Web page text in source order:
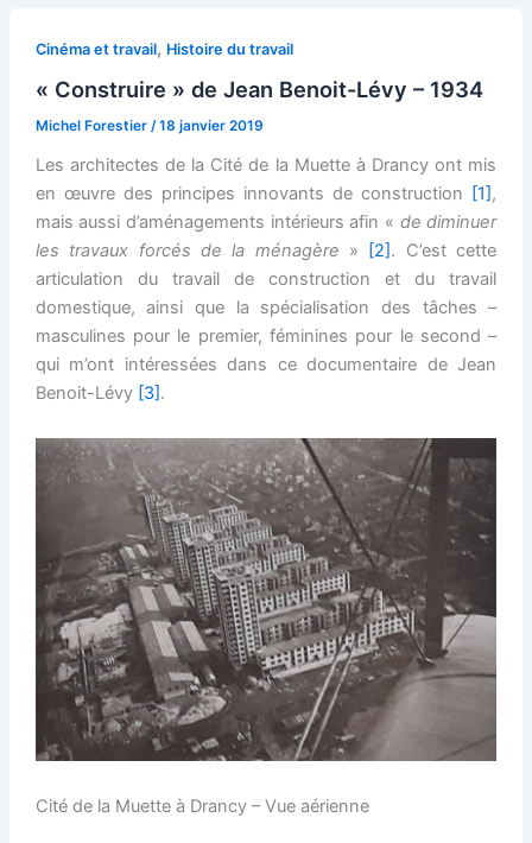
Cinéma et travail, Histoire du travail
« Construire » de Jean Benoit-Lévy – 1934
Michel Forestier /18 janvier 2019
Les architectes de la Cité de la Muette à Drancy ont mis
en œuvre des principes innovants de construction
[1],
mais aussi d’aménagements intérieurs afin « de diminuer
les travaux forcés de la ménagère » [2]. C’est cette
articulation du travail de construction et du travail
domestique, ainsi que la spécialisation des tâches –
masculines pour le premier, féminines pour le second –
qui m’ont intéressées dans ce documentaire de Jean
Benoit-Lévy [3].
Cité de la Muette à Drancy – Vue aérienne